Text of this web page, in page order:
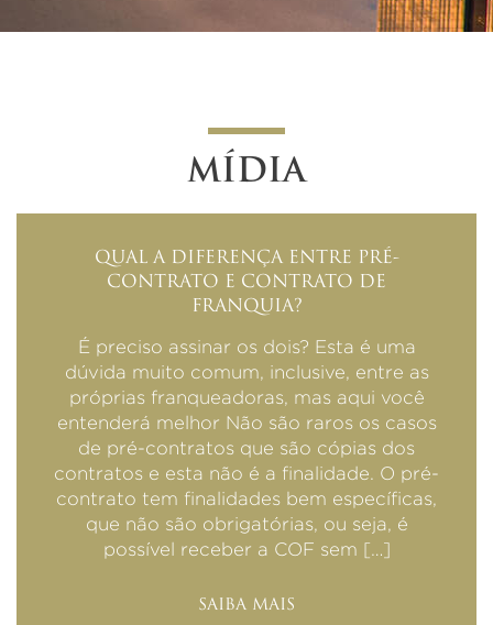
MÍDIA
QUAL A DIFERENÇA ENTRE PRÉ-
CONTRATO E CONTRATO DE
FRANQUIA?
É preciso assinar os dois? Esta é uma
dúvida muito comum, inclusive, entre as
próprias franqueadoras, mas aqui você
entenderá melhor Não são raros os casos
de pré-contratos que são cópias dos
contratos e esta não é a finalidade. O pré-
contrato tem finalidades bem específicas,
que não são obrigatórias, ou seja, é
possível receber a COF sem […]
SAIBA MAIS